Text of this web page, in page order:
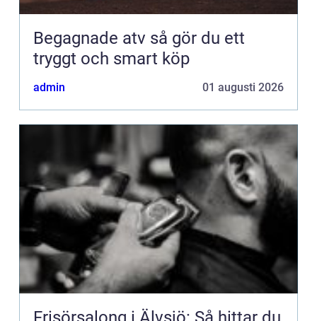
Begagnade atv så gör du ett
tryggt och smart köp
admin 01 augusti 2026